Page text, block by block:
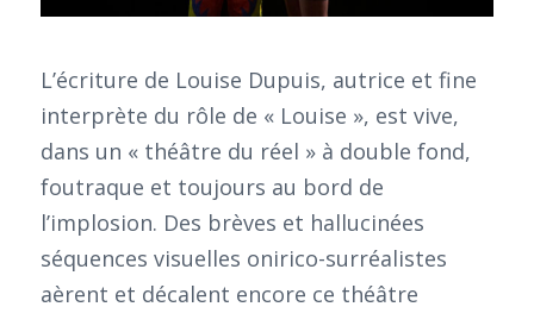
L’écriture de Louise Dupuis, autrice et fine
interprète du rôle de « Louise », est vive,
dans un « théâtre du réel » à double fond,
foutraque et toujours au bord de
l’implosion. Des brèves et hallucinées
séquences visuelles onirico-surréalistes
aèrent et décalent encore ce théâtre